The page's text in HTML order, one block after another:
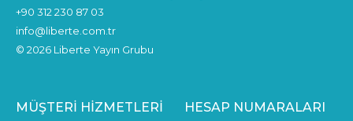
+90 312 230 87 03
info@liberte.com.tr
© 2026 Liberte Yayın Grubu
MÜŞTERI HIZMETLERI HESAP NUMARALARI